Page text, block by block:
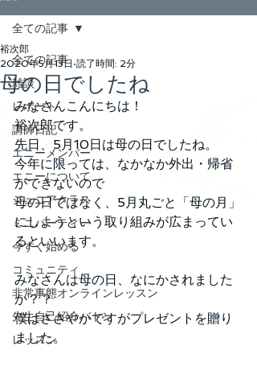
全ての記事
雑談
レポート
講師日記
エニーメンバー
エニーについて
ジュニアクラス
ミニパーティー
今すぐ始める
コミュニティ
非常事態オンラインレッスン
先生自己紹介バトン
レッスン
全ての記事
母の日でしたね
裕次郎
2020年5月13日 読了時間: 2分
みなさんこんにちは！
裕次郎です。
先日、5月10日は母の日でしたね。
今年に限っては、なかなか外出・帰省
ができないので
母の日ではなく、5月丸ごと「母の月」
にしようという取り組みが広まってい
るといいます。
みなさんは母の日、なにかされました
か？？
僕はささやかですがプレゼントを贈り
ました。